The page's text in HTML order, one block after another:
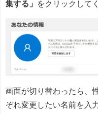
集する」
をクリックして
画面が切り替わったら、
ぞれ変更したい名前を入